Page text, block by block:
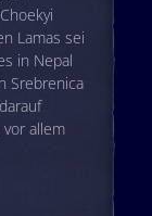
Lamas sei
in Nepal
Srebrenica
allem